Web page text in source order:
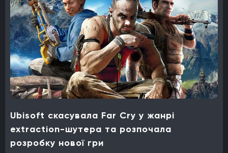
Ubisoft скасувала Far Cry у жанрі
extraction-шутера та розпочала
розробку нової гри